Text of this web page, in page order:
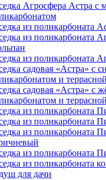
Агросфера Астра с
из поликарбоната
из поликарбоната
из поликарбоната
садовая «Астра» с
и
садовая «Астра» с
и
из поликарбоната
из поликарбоната
из поликарбоната
из поликарбоната
из поликарбоната
для дачи